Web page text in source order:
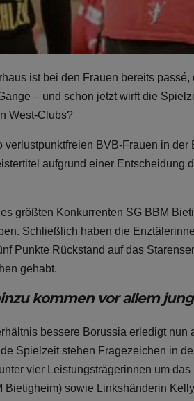
ist bei den Frauen bereits
– und schon jetzt wirft die
West-Clubs?
BVB-Frauen in
aufgrund einer Entscheidung
größten Konkurrenten SG BBM
Schließlich haben die
Punkte Rückstand auf das
gehabt.
kommen vor allem
bessere Borussia erledigt
Spielzeit stehen Fragezeichen in
vier Leistungsträgerinnen um
Bietigheim) sowie Linkshänderin